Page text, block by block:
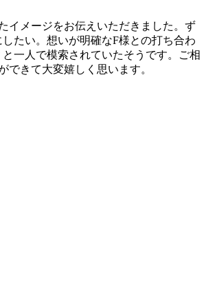
イメージをお伝えいただきました。ず
たい。想いが明確なF様との打ち合わ
一人で模索されていたそうです。ご相
きて大変嬉しく思います。